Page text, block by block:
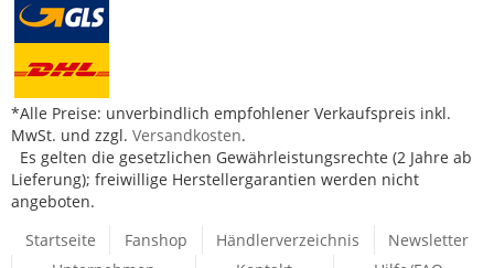
*Alle Preise: unverbindlich empfohlener Verkaufspreis inkl.
MwSt. und zzgl. Versandkosten.
Es gelten die gesetzlichen Gewährleistungsrechte (2 Jahre ab
Lieferung); freiwillige Herstellergarantien werden nicht
angeboten.
Startseite
Fanshop Händlerverzeichnis
Newsletter